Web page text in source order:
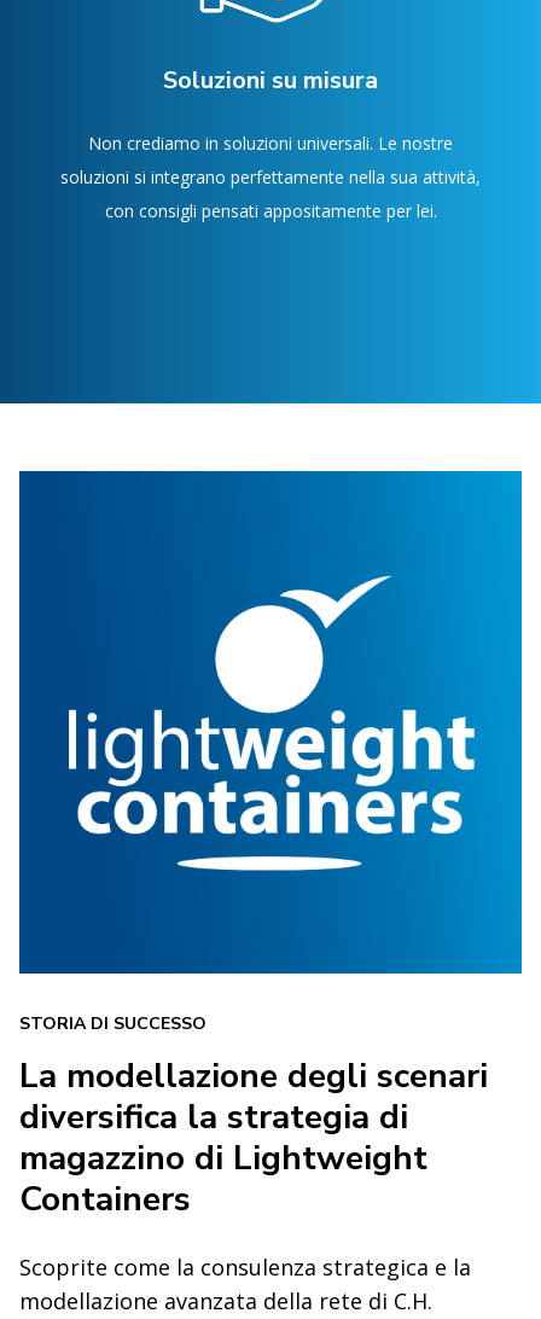
Soluzioni su misura
Non crediamo in soluzioni universali. Le nostre
soluzioni si integrano perfettamente nella sua attività,
con consigli pensati appositamente per lei.
STORIA DI SUCCESSO
La modellazione degli scenari
diversifica la strategia di
magazzino di Lightweight
Containers
Scoprite come la consulenza strategica e la
modellazione avanzata della rete di C.H.